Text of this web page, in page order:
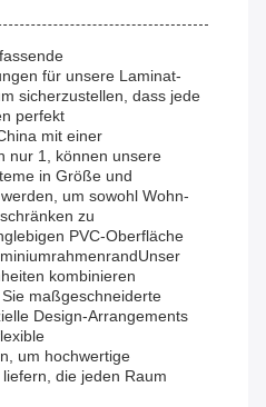
für unsere Laminat-
sicherzustellen, dass jede
perfekt
mit einer
nur 1, können unsere
in Größe und
um sowohl Wohn-
zu
PVC-Oberfläche
kombinieren
maßgeschneiderte
Design-Arrangements
um hochwertige
die jeden Raum